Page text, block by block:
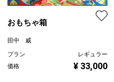
おもちゃ箱
田中 威
プラン
レギュラー
価格
¥ 33,000